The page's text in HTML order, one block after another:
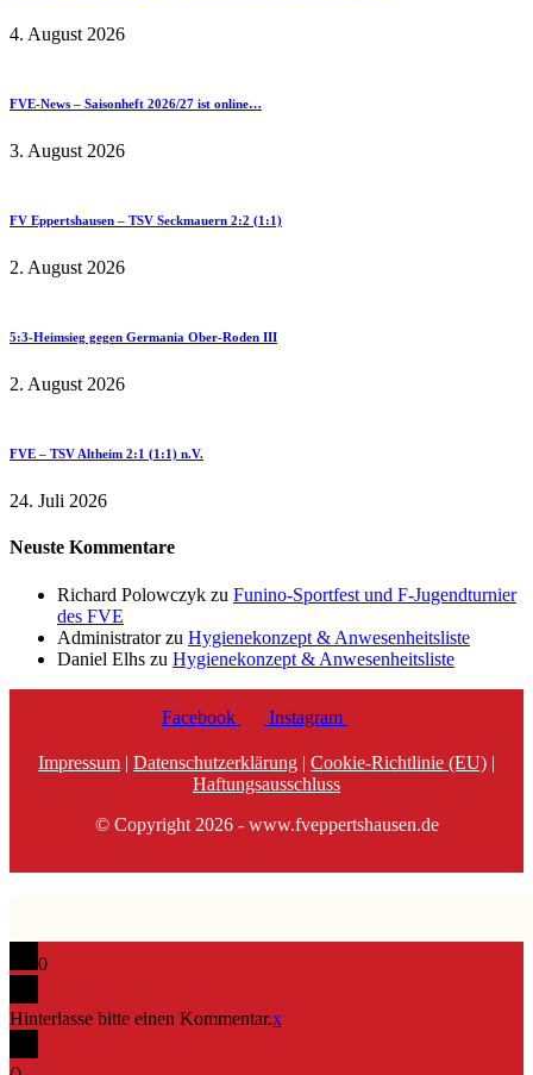
4. August 2026
FVE-News – Saisonheft 2026/27 ist online…
3. August 2026
FV Eppertshausen – TSV Seckmauern 2:2 (1:1)
2. August 2026
5:3-Heimsieg gegen Germania Ober-Roden III
2. August 2026
FVE – TSV Altheim 2:1 (1:1) n.V.
24. Juli 2026
Neuste Kommentare
Richard Polowczyk zu Funino-Sportfest und F-Jugendturnier
des FVE
Administratorzu Hygienekonzept & Anwesenheitsliste
Daniel Elhs zu Hygienekonzept & Anwesenheitsliste
Facebook Instagram
Impressum | Datenschutzerklärung | Cookie-Richtlinie (EU) |
Haftungsausschluss
© Copyright 2026 - www.fveppertshausen.de
0
Hinterlasse bitte einen Kommentar.x